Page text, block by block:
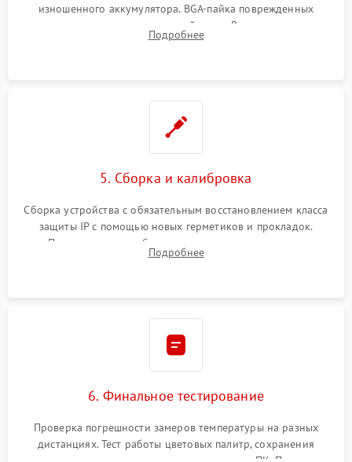
изношенного аккумулятора. BGA-пайка поврежденных
контроллеров на материнской плате. Восстановление
разъемов и кнопок, замена поврежденных элементов
Подробнее
5. Сборка и калибровка
Сборка устройства с обязательным восстановлением класса
защиты IP с помощью новых герметиков и прокладок.
Программная калибровка матрицы по эталонному
абсолютно черному телу для точного измерения температур.
Подробнее
6. Финальное тестирование
Проверка погрешности замеров температуры на разных
дистанциях. Тест работы цветовых палитр, сохранения